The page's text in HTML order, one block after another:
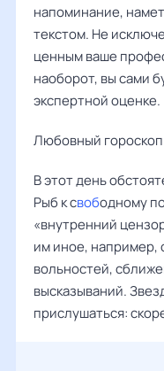
напоминание,
текстом. Не
ценным ваше
наоборот, вы сами
экспертной оценке.
Любовный
В этот день
Рыб к свободному
«внутренний
им иное, например,
вольностей,
высказываний.
прислушаться: